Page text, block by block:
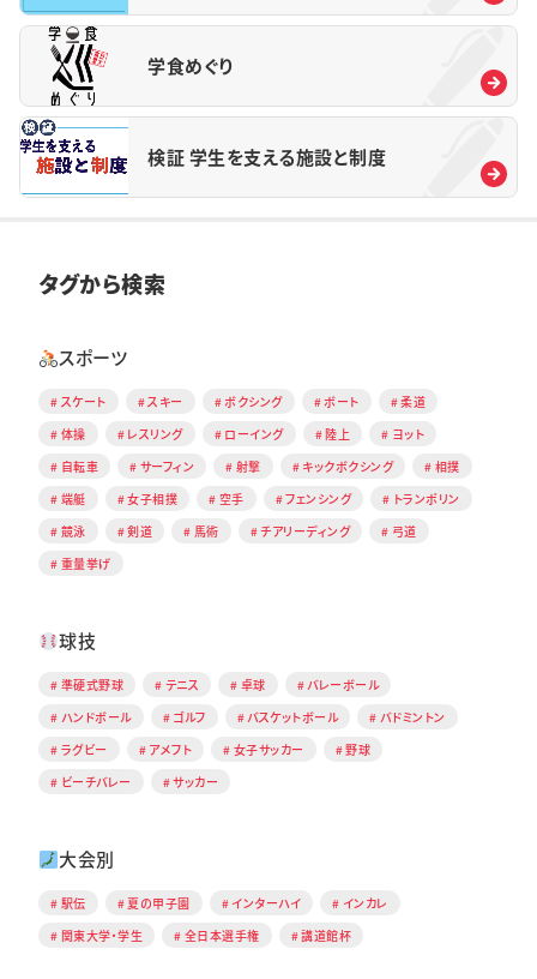
学食めぐり
検証 学生を支える施設と制度
タグから検索
スポーツ
スケート スキー ボクシング ボート
柔道
体操
レスリング ローイング 陸上
ヨット
自転車
サーフィン 射撃 キックボクシング
相撲
端艇
女子相撲 空手 フェンシング
トランポリン
競泳
剣道 馬術 チアリーディング
弓道
重量挙げ
球技
準硬式野球 テニス 卓球
バレーボール
ハンドボール
ゴルフ バスケットボール
バドミントン
ラグビー
アメフト 女子サッカー
野球
ビーチバレー
サッカー
大会別
駅伝 夏の甲子園 インターハイ
インカレ
関東大学・学生
全日本選手権 講道館杯